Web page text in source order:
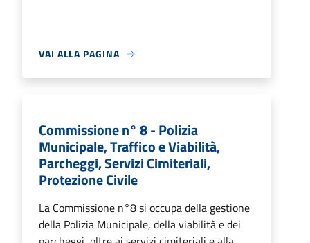
VAI ALLA PAGINA
Commissione n° 8 - Polizia
Municipale, Traffico e Viabilità,
Parcheggi, Servizi Cimiteriali,
Protezione Civile
La Commissione n°8 si occupa della gestione
della Polizia Municipale, della viabilità e dei